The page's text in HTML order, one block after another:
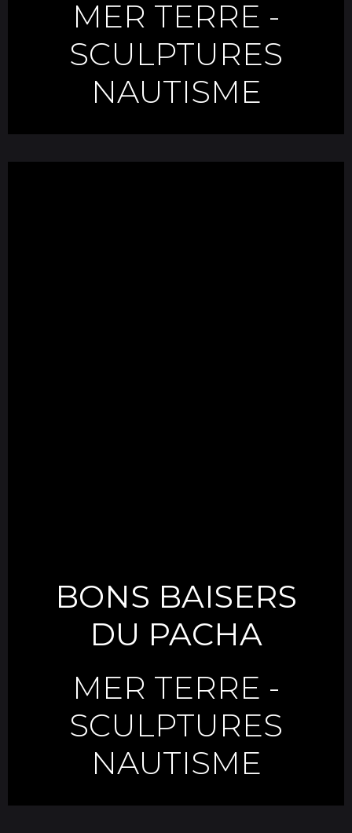
MER TERRE -
SCULPTURES
NAUTISME
BONS BAISERS
DU PACHA
MER TERRE -
SCULPTURES
NAUTISME